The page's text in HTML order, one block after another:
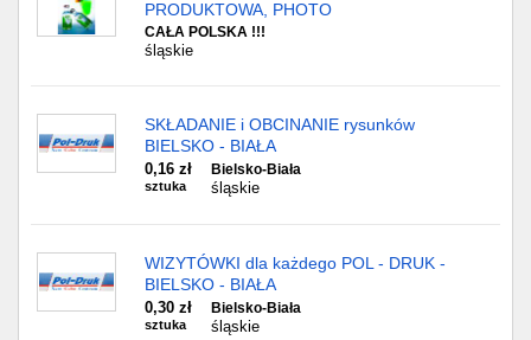
PRODUKTOWA, PHOTO
CAŁA POLSKA !!!
śląskie
SKŁADANIE i OBCINANIE rysunków
BIELSKO - BIAŁA
0,16 zł
sztuka
Bielsko-Biała
śląskie
WIZYTÓWKI dla każdego POL - DRUK -
BIELSKO - BIAŁA
0,30 zł
sztuka
Bielsko-Biała
śląskie